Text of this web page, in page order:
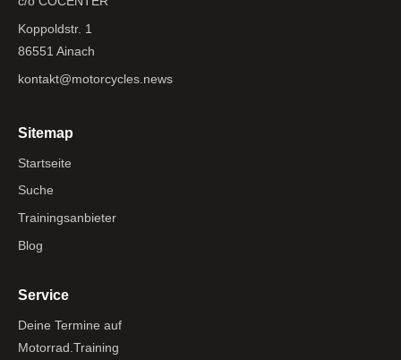
Koppoldstr. 1
86551 Ainach
kontakt@motorcycles.news
Sitemap
Startseite
Suche
Trainingsanbieter
Blog
Service
Deine Termine auf
Motorrad.Training